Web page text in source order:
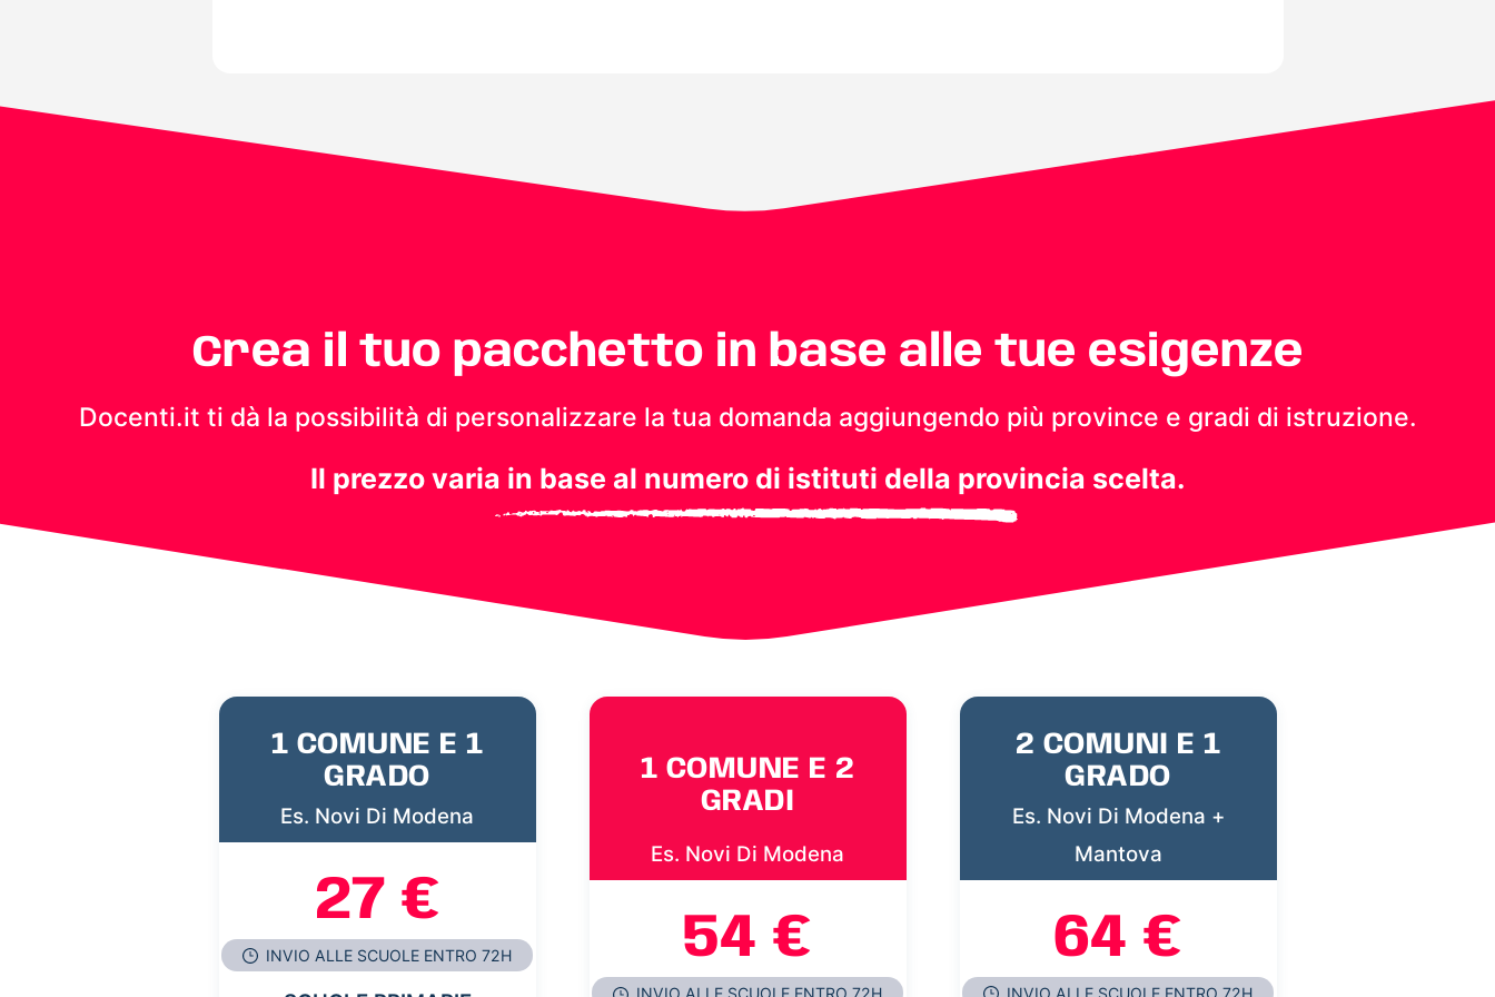
Crea il tuo pacchetto in base alle tue esigenze
Docenti.it ti dà la possibilità di personalizzare la tua domanda aggiungendo più province e gradi di istruzione.
Il prezzo varia in base al numero di istituti della provincia scelta.
1 COMUNE E 1
GRADO
Es. Novi Di Modena
27 €
INVIO ALLE SCUOLE ENTRO 72H
1 COMUNE E 2
GRADI
Es. Novi Di Modena
54 €
2 COMUNI E 1
GRADO
Es. Novi Di Modena +
Mantova
64 €
INVIO ALLE SCUOLE ENTRO 72H